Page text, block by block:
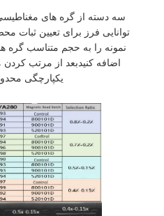
سه دسته از گره های
نمونه را به حجم متناسب گره
اضافه کنیدبعد از مرتب
یکپارچگی